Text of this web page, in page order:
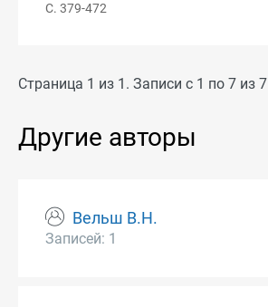
С. 379-472
Страница 1 из 1. Записи с 1 по 7 из 7
Другие авторы
Вельш В.Н.
Записей: 1